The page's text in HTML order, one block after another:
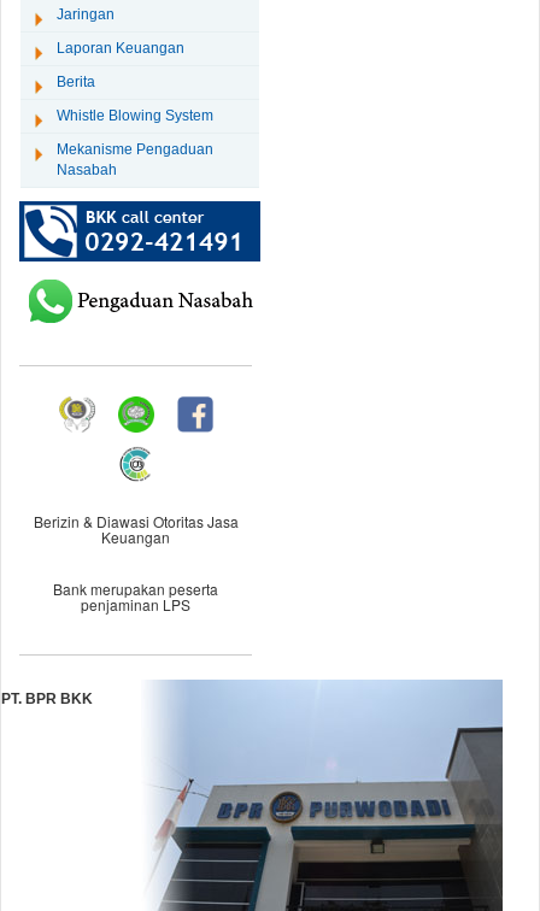
Jaringan
Laporan Keuangan
Berita
Whistle Blowing System
Mekanisme Pengaduan
Nasabah
Berizin & Diawasi Otoritas Jasa
Keuangan
Bank merupakan peserta
penjaminan LPS
PT. BPR BKK